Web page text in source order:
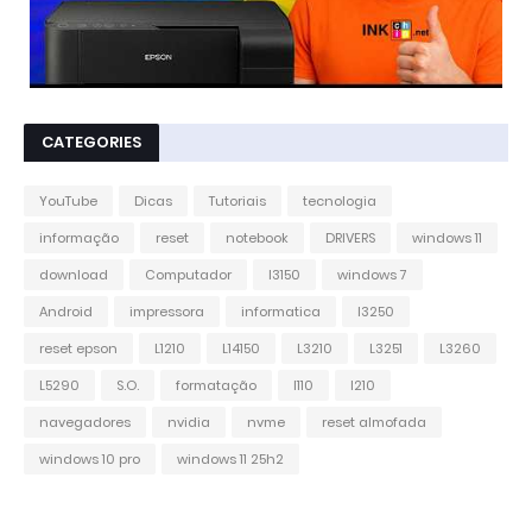
CATEGORIES
YouTube Dicas Tutoriais
tecnologia
informação
reset notebook DRIVERS
windows 11
download
Computador l3150
windows 7
Android
impressora informatica
l3250
reset epson
L1210 L14150 L3210 L3251
L3260
L5290
S.O. formatação l110
l210
navegadores
nvidia nvme
reset almofada
windows 10 pro
windows 11 25h2